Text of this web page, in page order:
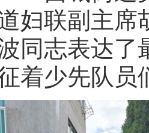
妇联副主席
同志表达了
着少先队员